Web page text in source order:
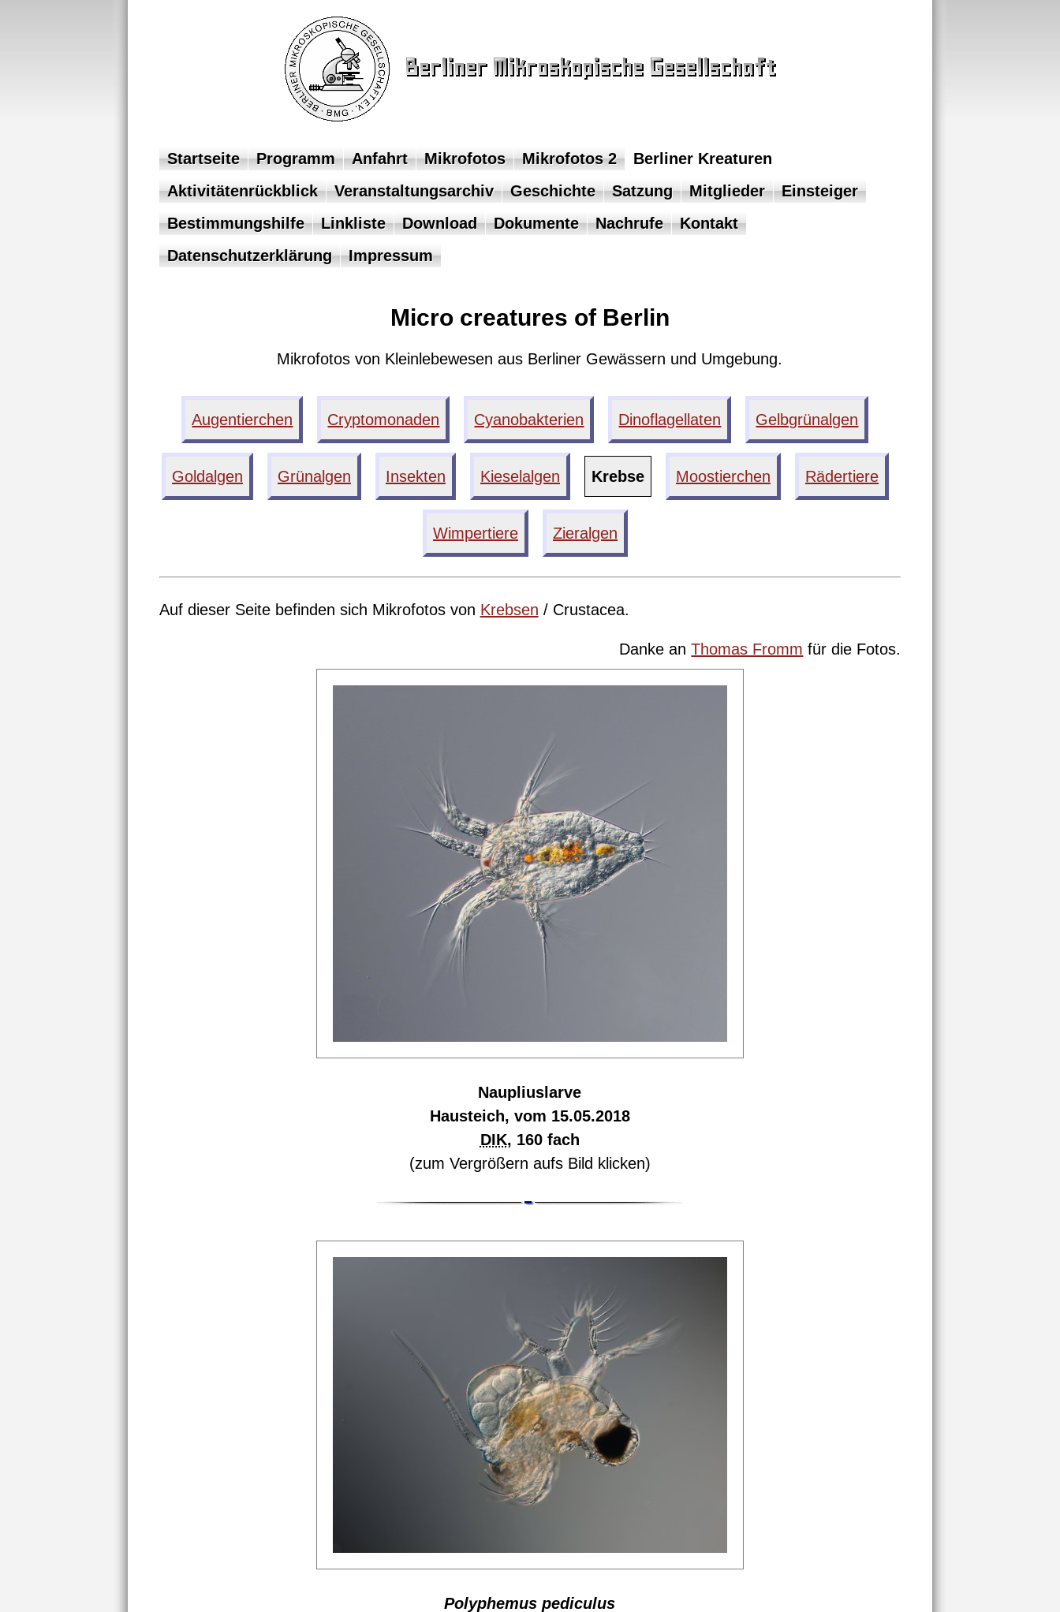
Startseite Programm Anfahrt Mikrofotos Mikrofotos 2
Berliner Kreaturen
Aktivitätenrückblick
Veranstaltungsarchiv Geschichte Satzung Mitglieder
Einsteiger
Bestimmungshilfe
Linkliste Download Dokumente Nachrufe
Kontakt
Datenschutzerklärung
Impressum
Micro creatures of Berlin
Mikrofotos von Kleinlebewesen aus Berliner Gewässern und Umgebung.
Augentierchen Cryptomonaden Cyanobakterien Dinoflagellaten Gelbgrünalgen
Goldalgen Grünalgen Insekten Kieselalgen Krebse Moostierchen Rädertiere
Wimpertiere Zieralgen
Auf dieser Seite befinden sich Mikrofotos von Krebsen / Crustacea.
Danke anThomas Fromm für die Fotos.
Naupliuslarve
Hausteich, vom 15.05.2018
DIK, 160 fach
(zum Vergrößern aufs Bild klicken)
Polyphemus pediculus